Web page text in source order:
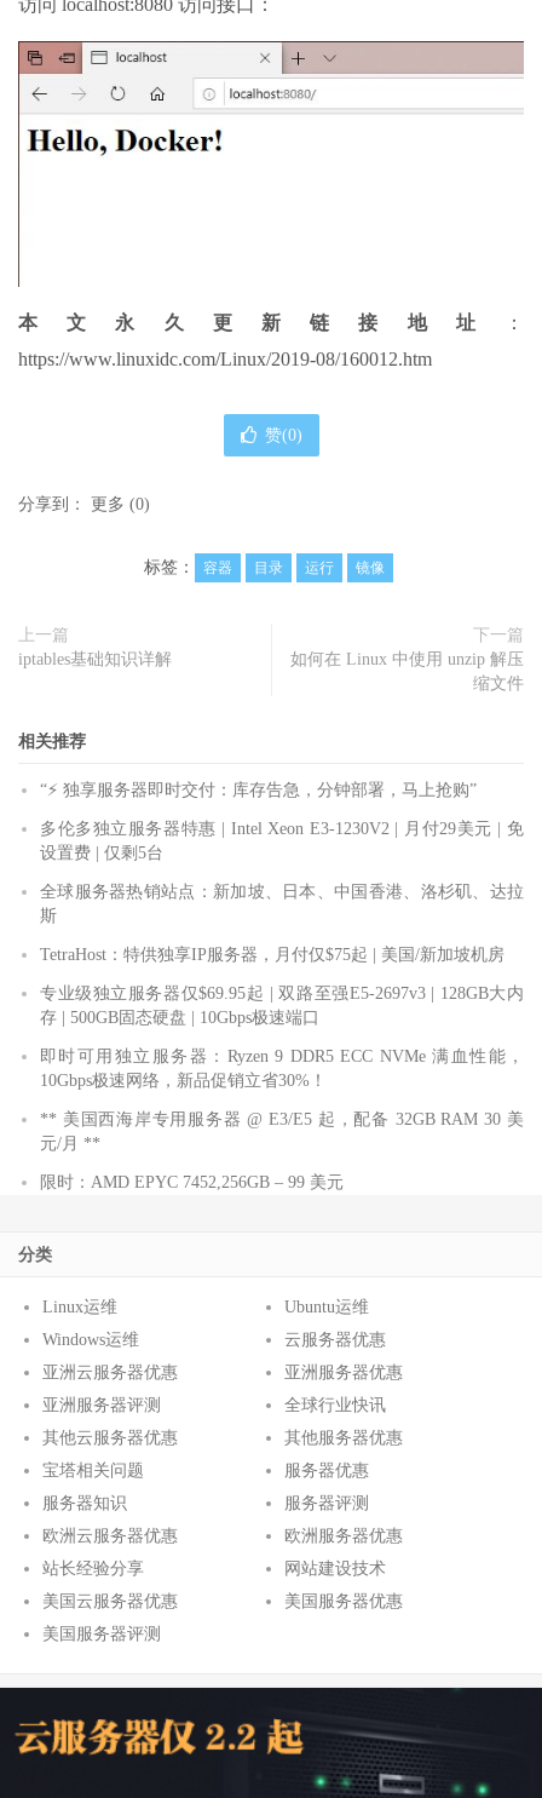
本文永久更新链接地址
：
https://www.linuxidc.com/Linux/2019-08/160012.htm
赞(0)
分享到： 更多 (0)
标签： 容器 目录 运行 镜像
上一篇
iptables基础知识详解
下一篇
如何在 Linux 中使用 unzip 解压
缩文件
相关推荐
“⚡ 独享服务器即时交付：库存告急，分钟部署，马上抢购”
多伦多独立服务器特惠 | Intel Xeon E3-1230V2 | 月付29美元 | 免
设置费 | 仅剩5台
全球服务器热销站点：新加坡、日本、中国香港、洛杉矶、达拉
斯
TetraHost：特供独享IP服务器，月付仅$75起 | 美国/新加坡机房
专业级独立服务器仅$69.95起 | 双路至强E5-2697v3 | 128GB大内
存 | 500GB固态硬盘 | 10Gbps极速端口
即时可用独立服务器：Ryzen 9 DDR5 ECC NVMe 满血性能，
10Gbps极速网络，新品促销立省30%！
** 美国西海岸专用服务器 @ E3/E5 起，配备 32GB RAM 30 美
元/月 **
限时：AMD EPYC 7452,256GB – 99 美元
分类
Linux运维
Ubuntu运维
Windows运维
云服务器优惠
亚洲云服务器优惠
亚洲服务器优惠
亚洲服务器评测
全球行业快讯
其他云服务器优惠
其他服务器优惠
宝塔相关问题
服务器优惠
服务器知识
服务器评测
欧洲云服务器优惠
欧洲服务器优惠
站长经验分享
网站建设技术
美国云服务器优惠
美国服务器优惠
美国服务器评测